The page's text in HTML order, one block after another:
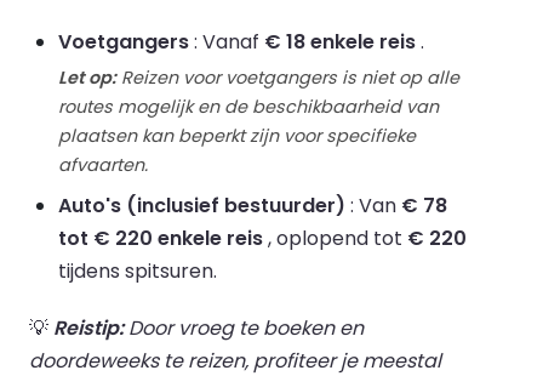
Voetgangers: Vanaf € 18 enkele reis.
Let op:Reizen voor voetgangers is niet op alle
routes mogelijk en de beschikbaarheid van
plaatsen kan beperkt zijn voor specifieke
afvaarten.
Auto's (inclusief bestuurder) : Van € 78
tot € 220 enkele reis, oplopend tot € 220
tijdens spitsuren.
💡 Reistip:Door vroeg te boeken en
doordeweeks te reizen, profiteer je meestal